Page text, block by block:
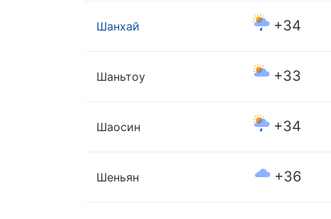
Шанхай +34
Шаньтоу +33
Шаосин +34
Шеньян +36